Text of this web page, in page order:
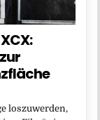
loszuwerden,